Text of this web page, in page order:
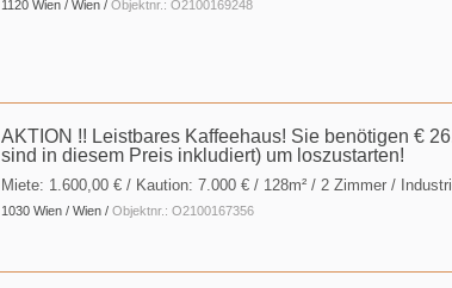
1120 Wien / Wien / Objektnr.: O2100169248
AKTION !! Leistbares Kaffeehaus! Sie benötigen €
sind in diesem Preis inkludiert) um loszustarten!
Miete: 1.600,00 € / Kaution: 7.000 € / 128m² / 2 Zimmer /
1030 Wien / Wien / Objektnr.: O2100167356